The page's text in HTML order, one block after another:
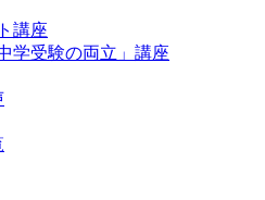
講座
学受験の両立」講座